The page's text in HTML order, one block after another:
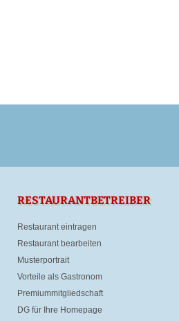
RESTAURANTBETREIBER
Restaurant eintragen
Restaurant bearbeiten
Musterportrait
Vorteile als Gastronom
Premiummitgliedschaft
DG für Ihre Homepage